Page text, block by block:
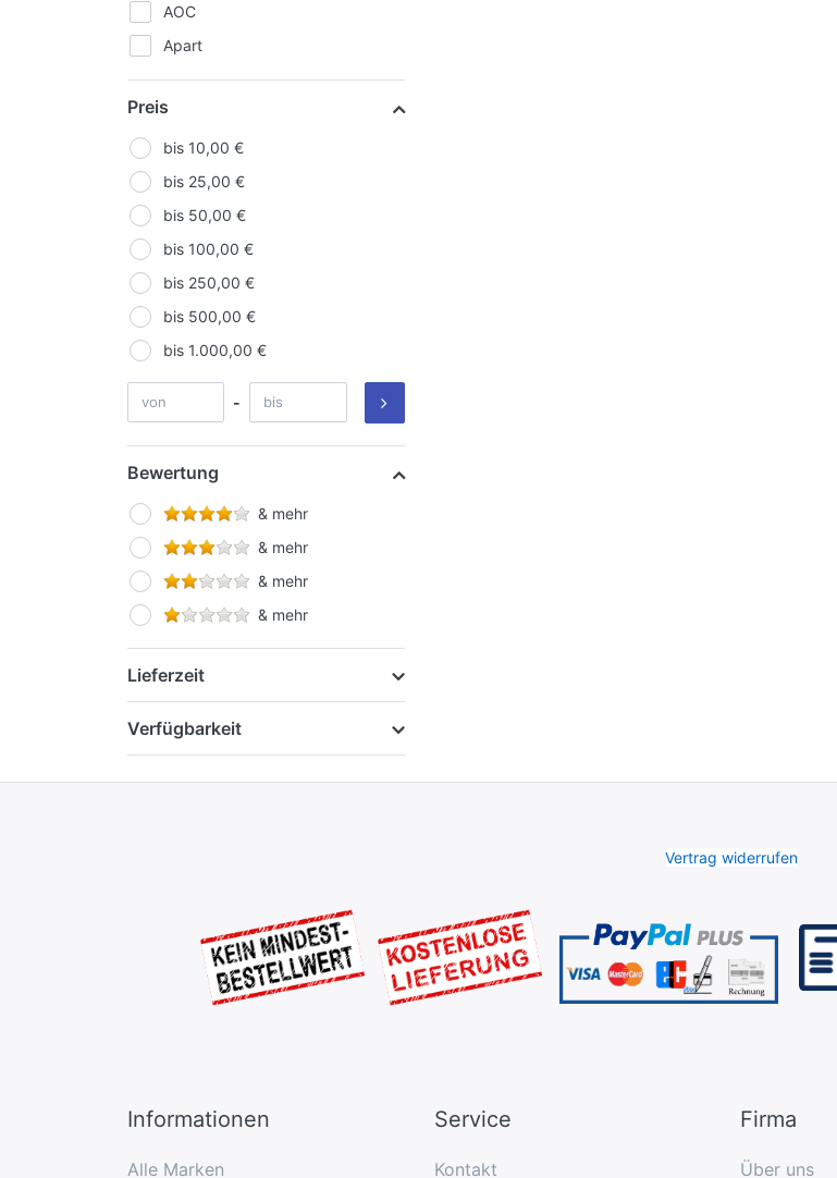
AOC
Apart
APC
Apple
ASUS
Auerswald
Avervision
AVM
BenQ
BMW
Brother
Buffalo
Canon
Canon / HP
Preis
bis 10,00 €
bis 25,00 €
bis 50,00 €
bis 100,00 €
bis 250,00 €
bis 500,00 €
bis 1.000,00 €
-
Bewertung
& mehr
& mehr
& mehr
& mehr
Lieferzeit
Verfügbarkeit
Vertrag widerrufen
Informationen
Alle Marken
Service
Kontakt
Firma
Über uns